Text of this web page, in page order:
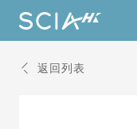
返回列表